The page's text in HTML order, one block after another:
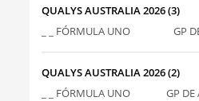
QUALYS AUSTRALIA 2026 (3)
_ _ FÓRMULA UNO GP DE
QUALYS AUSTRALIA 2026 (2)
_ _ FÓRMULA UNO GP DE